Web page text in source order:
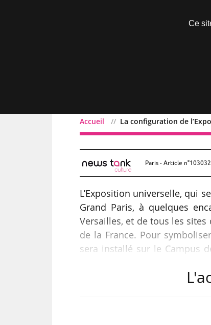
Accueil La configuration de
La configuration de
Paris - Article
L’Exposition universelle, qui
Grand Paris, à quelques
Versailles, et de tous les
de la France. Pour
sera installé sur le Campus
de « Détours ». L’objectif
Ce